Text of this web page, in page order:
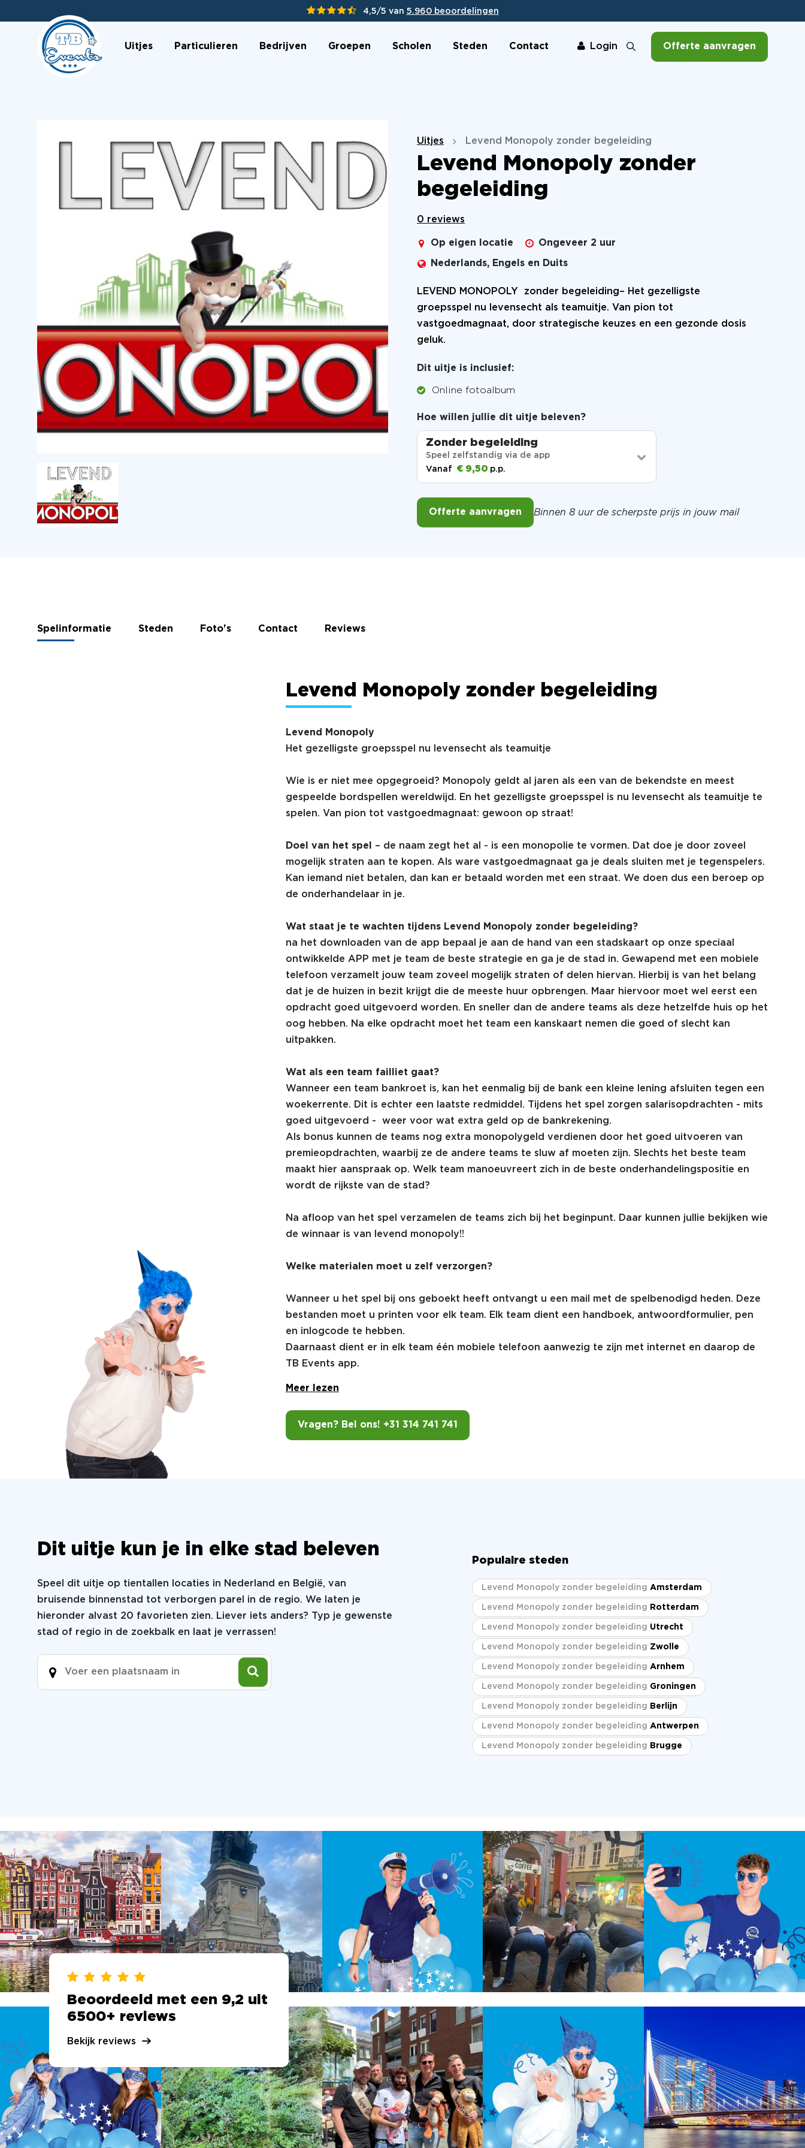
4,5/5 van 5.960 beoordelingen
Uitjes Particulieren Bedrijven Groepen Scholen Steden Contact Login Offerte aanvragen
Uitjes Levend Monopoly zonder begeleiding
Levend Monopoly zonder
begeleiding
0 reviews
Op eigen locatie Ongeveer 2 uur
Nederlands, Engels en Duits
LEVEND MONOPOLY zonder begeleiding– Het gezelligste
groepsspel nu levensecht als teamuitje. Van pion tot
vastgoedmagnaat, door strategische keuzes en een gezonde dosis
geluk.
Dit uitje is inclusief:
Online fotoalbum
Hoe willen jullie dit uitje beleven?
Zonder begeleiding
Speel zelfstandig via de app
Vanaf
€ 9,50 p.p.
Offerte aanvragen Binnen 8 uur de scherpste prijs in jouw mail
Spelinformatie Steden Foto's Contact Reviews
Levend Monopoly zonder begeleiding
Levend Monopoly
Het gezelligste groepsspel nu levensecht als teamuitje
Wie is er niet mee opgegroeid? Monopoly geldt al jaren als een van de bekendste en meest
gespeelde bordspellen wereldwijd. En het gezelligste groepsspel is nu levensecht als teamuitje te
spelen. Van pion tot vastgoedmagnaat: gewoon op straat!
Doel van het spel – de naam zegt het al - is een monopolie te vormen. Dat doe je door zoveel
mogelijk straten aan te kopen. Als ware vastgoedmagnaat ga je deals sluiten met je tegenspelers.
Kan iemand niet betalen, dan kan er betaald worden met een straat. We doen dus een beroep op
de onderhandelaar in je.
Wat staat je te wachten tijdens Levend Monopoly zonder begeleiding?
na het downloaden van de app bepaal je aan de hand van een stadskaart op onze speciaal
ontwikkelde APP met je team de beste strategie en ga je de stad in. Gewapend met een mobiele
telefoon verzamelt jouw team zoveel mogelijk straten of delen hiervan. Hierbij is van het belang
dat je de huizen in bezit krijgt die de meeste huur opbrengen. Maar hiervoor moet wel eerst een
opdracht goed uitgevoerd worden. En sneller dan de andere teams als deze hetzelfde huis op het
oog hebben. Na elke opdracht moet het team een kanskaart nemen die goed of slecht kan
uitpakken.
Wat als een team failliet gaat?
Wanneer een team bankroet is, kan het eenmalig bij de bank een kleine lening afsluiten tegen een
woekerrente. Dit is echter een laatste redmiddel. Tijdens het spel zorgen salarisopdrachten - mits
goed uitgevoerd - weer voor wat extra geld op de bankrekening.
Als bonus kunnen de teams nog extra monopolygeld verdienen door het goed uitvoeren van
premieopdrachten, waarbij ze de andere teams te sluw af moeten zijn. Slechts het beste team
maakt hier aanspraak op. Welk team manoeuvreert zich in de beste onderhandelingspositie en
wordt de rijkste van de stad?
Na afloop van het spel verzamelen de teams zich bij het beginpunt. Daar kunnen jullie bekijken wie
de winnaar is van levend monopoly!!
Welke materialen moet u zelf verzorgen?
Wanneer u het spel bij ons geboekt heeft ontvangt u een mail met de spelbenodigd heden. Deze
bestanden moet u printen voor elk team. Elk team dient een handboek, antwoordformulier, pen
en inlogcode te hebben.
Daarnaast dient er in elk team één mobiele telefoon aanwezig te zijn met internet en daarop de
TB Events app.
Meer lezen
Vragen? Bel ons! +31 314 741 741
Dit uitje kun je in elke stad beleven
Speel dit uitje op tientallen locaties in Nederland en België, van
bruisende binnenstad tot verborgen parel in de regio. We laten je
hieronder alvast 20 favorieten zien. Liever iets anders? Typ je gewenste
stad of regio in de zoekbalk en laat je verrassen!
Populaire steden
Levend Monopoly zonder begeleiding Amsterdam
Levend Monopoly zonder begeleiding Rotterdam
Levend Monopoly zonder begeleiding Utrecht
Levend Monopoly zonder begeleiding Zwolle
Levend Monopoly zonder begeleiding Arnhem
Levend Monopoly zonder begeleiding Groningen
Levend Monopoly zonder begeleiding Berlijn
Levend Monopoly zonder begeleiding Antwerpen
Levend Monopoly zonder begeleiding Brugge
Beoordeeld met een 9,2 uit
6500+ reviews
Bekijk reviews